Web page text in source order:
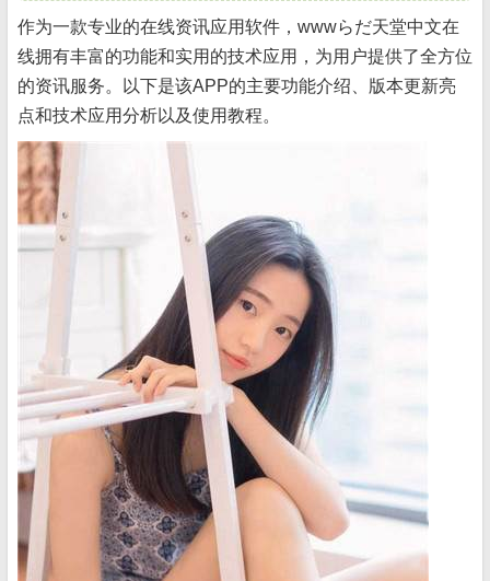
作为一款专业的在线资讯应用软件，wwwらだ天堂中文在
线拥有丰富的功能和实用的技术应用，为用户提供了全方位
的资讯服务。以下是该APP的主要功能介绍、版本更新亮
点和技术应用分析以及使用教程。